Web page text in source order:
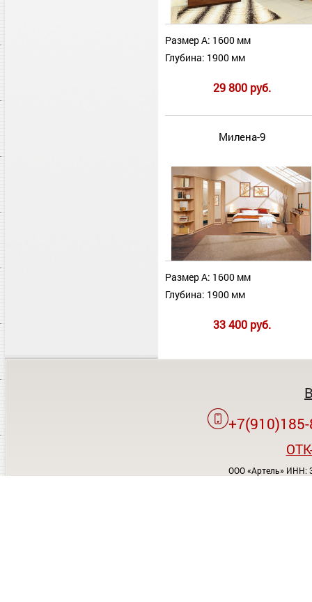
Размер А: 1600 мм
Глубина: 1900 мм
29 800 руб.
Милена-9
Размер А: 1600 мм
Глубина: 1900 мм
33 400 руб.
ООО «Артель» ИНН: